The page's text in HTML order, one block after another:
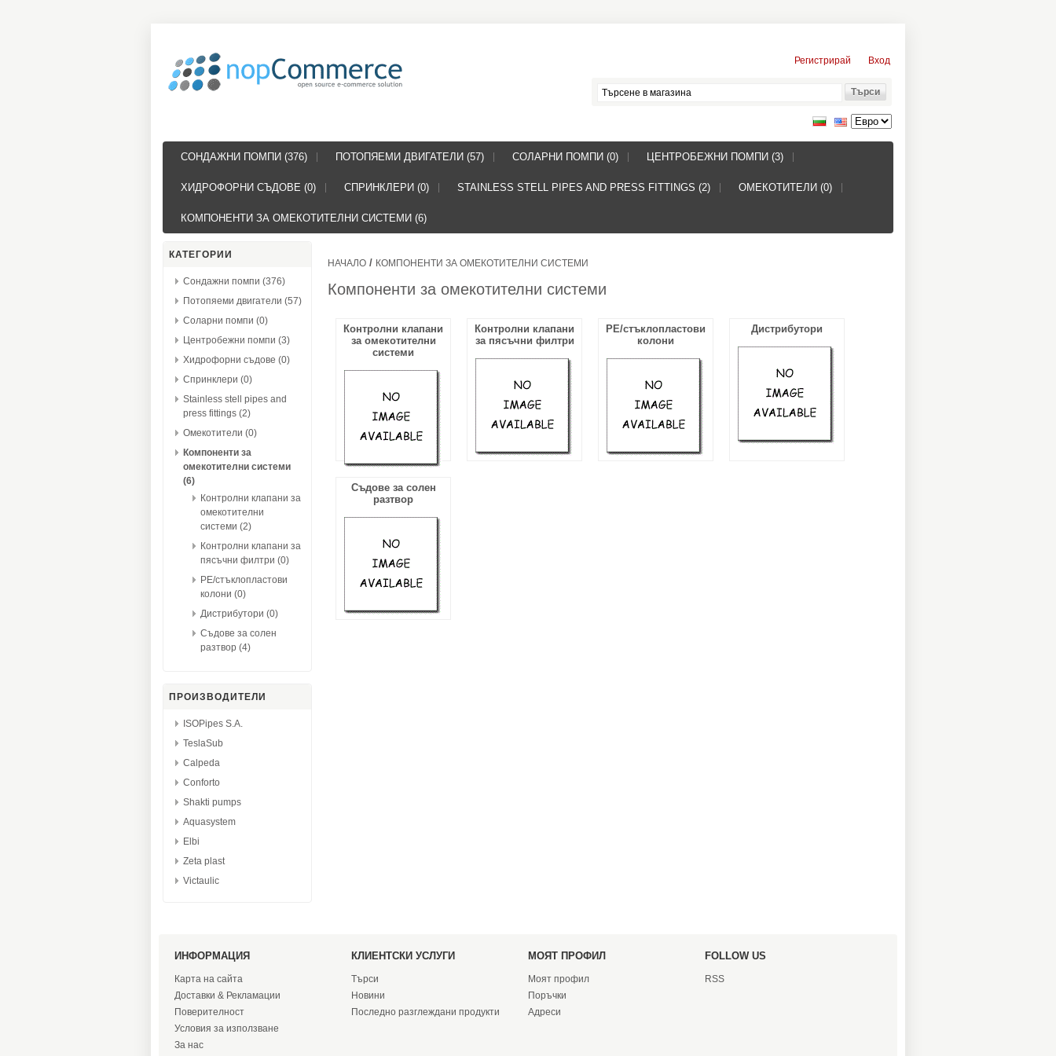
Регистрирай Вход
СОНДАЖНИ ПОМПИ (376) ПОТОПЯЕМИ ДВИГАТЕЛИ (57) СОЛАРНИ ПОМПИ (0) ЦЕНТРОБЕЖНИ ПОМПИ (3)
ХИДРОФОРНИ СЪДОВЕ (0) СПРИНКЛЕРИ (0) STAINLESS STELL PIPES AND PRESS FITTINGS (2) ОМЕКОТИТЕЛИ (0)
КОМПОНЕНТИ ЗА ОМЕКОТИТЕЛНИ СИСТЕМИ (6)
КАТЕГОРИИ
Сондажни помпи (376)
Потопяеми двигатели (57)
Соларни помпи (0)
Центробежни помпи (3)
Хидрофорни съдове (0)
Спринклери (0)
Stainless stell pipes and
press fittings (2)
Омекотители (0)
Компоненти за
омекотителни системи
(6)
Контролни клапани за
омекотителни
системи (2)
Контролни клапани за
пясъчни филтри (0)
PE/стъклопластови
колони (0)
Дистрибутори (0)
Съдове за солен
разтвор (4)
ПРОИЗВОДИТЕЛИ
ISOPipes S.A.
TeslaSub
Calpeda
Conforto
Shakti pumps
Aquasystem
Elbi
Zeta plast
Victaulic
НАЧАЛО / КОМПОНЕНТИ ЗА ОМЕКОТИТЕЛНИ СИСТЕМИ
Компоненти за омекотителни системи
Контролни клапани
за омекотителни
системи
Контролни клапани
за пясъчни филтри
PE/стъклопластови
колони
Дистрибутори
Съдове за солен
разтвор
ИНФОРМАЦИЯ
Карта на сайта
Доставки & Рекламации
Поверителност
Условия за използване
За нас
КЛИЕНТСКИ УСЛУГИ
Търси
Новини
Последно разглеждани продукти
МОЯТ ПРОФИЛ
Моят профил
Поръчки
Адреси
FOLLOW US
RSS